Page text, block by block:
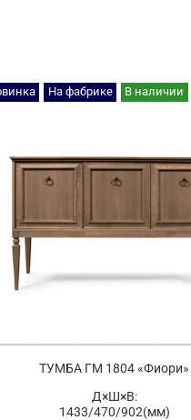
На фабрике В наличии
ТУМБА ГМ 1804 «Фиори»
Д×Ш×В:
1433/470/902(мм)